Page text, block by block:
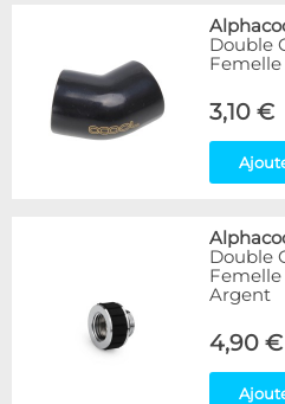
Double
Femelle
3,10 €
Double
Femelle
Argent
4,90 €